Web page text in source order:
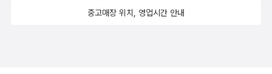
민음사 본에 나오는 80페이지에 달하는 편집자 서문과 꼼꼼한 번역,
한 발전적 논의’이고, 원제는 The Fate of 'Culture' : Geertz and
중고매장 위치, 영업시간 안내